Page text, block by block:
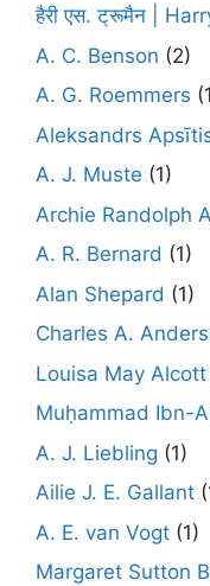
हैरी एस. ट्रूमैन |
A. C. Benson (2)
A. G. Roemmers
Aleksandrs
A. J. Muste (1)
Archie Randolph
A. R. Bernard (1)
Alan Shepard (1)
Charles A.
Louisa May Alcott
Muḥammad Ibn-
A. J. Liebling (1)
Ailie J. E. Gallant
A. E. van Vogt (1)
Margaret Sutton